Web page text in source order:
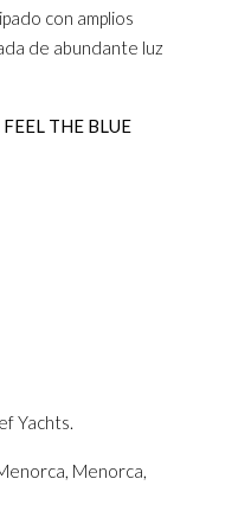
con amplios
de abundante luz
THE BLUE
Yachts.
Menorca,